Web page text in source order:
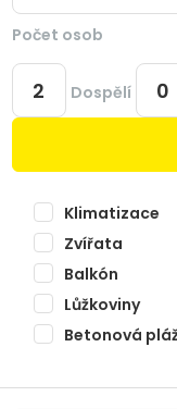
Počet osob
Dospělí
Klimatizace
Zvířata
Balkón
Lůžkoviny
Betonová